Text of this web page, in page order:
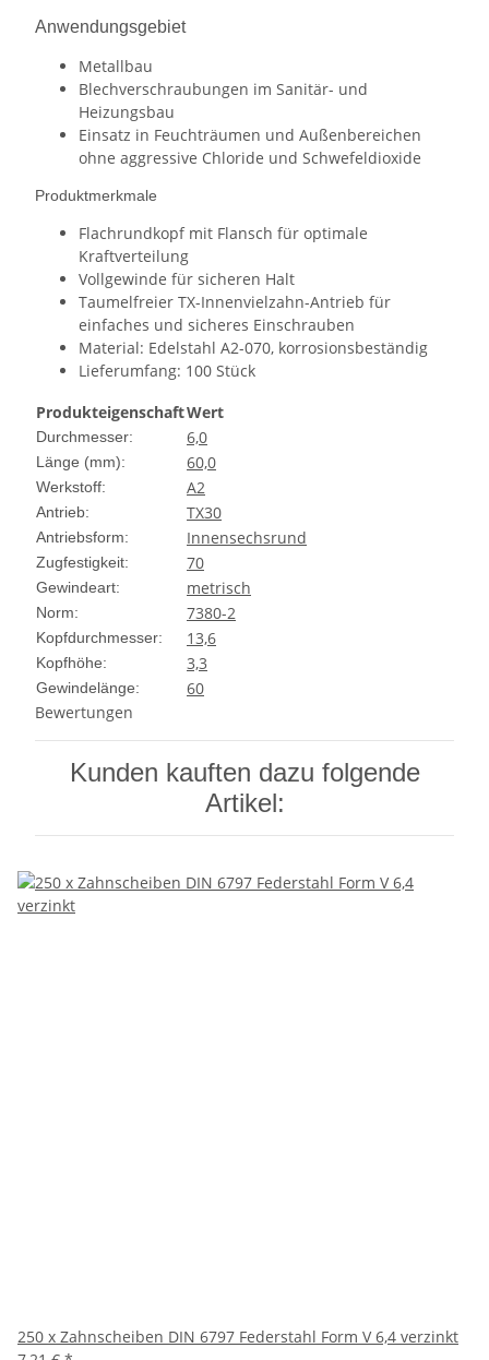
Anwendungsgebiet
Metallbau
Blechverschraubungen im Sanitär- und
Heizungsbau
Einsatz in Feuchträumen und Außenbereichen
ohne aggressive Chloride und Schwefeldioxide
Produktmerkmale
Flachrundkopf mit Flansch für optimale
Kraftverteilung
Vollgewinde für sicheren Halt
Taumelfreier TX-Innenvielzahn-Antrieb für
einfaches und sicheres Einschrauben
Material: Edelstahl A2-070, korrosionsbeständig
Lieferumfang: 100 Stück
ProdukteigenschaftWert
Durchmesser: 6,0
Länge (mm): 60,0
Werkstoff: A2
Antrieb: TX30
Antriebsform: Innensechsrund
Zugfestigkeit: 70
Gewindeart: metrisch
Norm: 7380-2
Kopfdurchmesser: 13,6
Kopfhöhe: 3,3
Gewindelänge:
60
Bewertungen
Kunden kauften dazu folgende
Artikel:
250 x Zahnscheiben DIN 6797 Federstahl Form V 6,4 verzinkt